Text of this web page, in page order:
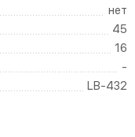
нет
45
16
-
LB-432